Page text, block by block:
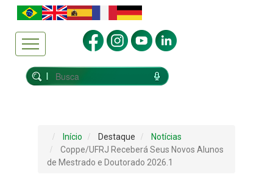
Início Destaque
Notícias
Coppe/UFRJ Receberá Seus Novos Alunos
de Mestrado e Doutorado 2026.1